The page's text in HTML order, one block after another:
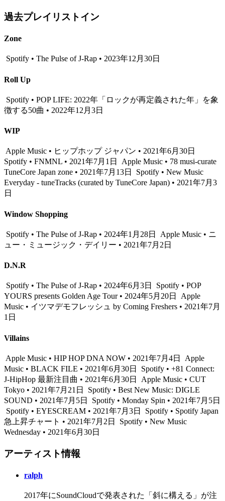
過去プレイリストイン
Zone
Spotify • The Pulse of J-Rap • 2023年12月30日
Roll Up
Spotify • POP LIFE: 2022年「ロックが再定義された年」を象
徴する50曲 • 2022年12月3日
WIP
Apple Music • ヒップホップ ジャパン • 2021年6月30日
Spotify • FNMNL • 2021年7月1日
Apple Music • 78 musi-curate
TuneCore Japan zone • 2021年7月13日
Spotify • New Music
Everyday - tuneTracks (curated by TuneCore Japan) • 2021年7月3
日
Window Shopping
Spotify • The Pulse of J-Rap • 2024年1月28日
Apple Music • ニ
ュー・ミュージック・デイリー • 2021年7月2日
D.N.R
Spotify • The Pulse of J-Rap • 2024年6月3日
Spotify • POP
YOURS presents Golden Age Tour • 2024年5月20日
Apple
Music • イツマデモフレッシュ by Coming Freshers • 2021年7月
1日
Villains
Apple Music • HIP HOP DNA NOW • 2021年7月4日
Apple
Music • BLACK FILE • 2021年6月30日
Spotify • +81 Connect:
J-HipHop 最新注目曲 • 2021年6月30日
Apple Music • CUT
Tokyo • 2021年7月21日
Spotify • Best New Music: DIGLE
SOUND • 2021年7月5日
Spotify • Monday Spin • 2021年7月5日
Spotify • EYESCREAM • 2021年7月3日
Spotify • Spotify Japan
急上昇チャート • 2021年7月2日
Spotify • New Music
Wednesday • 2021年6月30日
アーティスト情報
ralph
2017年にSoundCloudで発表された「斜に構える」が注